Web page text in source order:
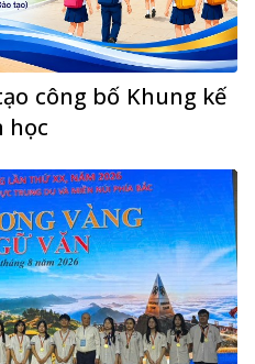
công bố Khung kế
học